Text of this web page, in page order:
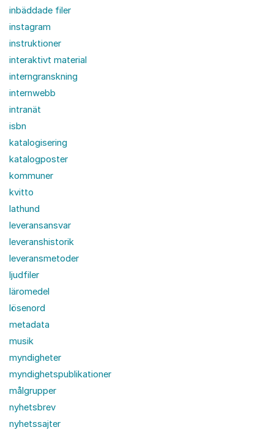
inbäddade filer
instagram
instruktioner
interaktivt material
interngranskning
internwebb
intranät
isbn
katalogisering
katalogposter
kommuner
kvitto
lathund
leveransansvar
leveranshistorik
leveransmetoder
ljudfiler
läromedel
lösenord
metadata
musik
myndigheter
myndighetspublikationer
målgrupper
nyhetsbrev
nyhetssajter